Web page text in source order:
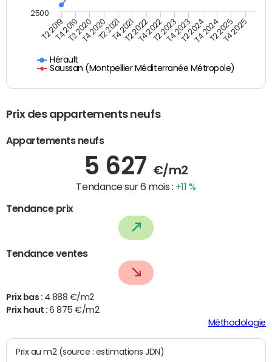
Hérault
Saussan (Montpellier Méditerranée Métropole)
T2 2019T4 2019T2 2020T4 2020T2 2021T4 2021T2 2022T4 2022T2 2023T4 2023T2 2024T4 2024T2 2025T4 2025
2500
Prix des appartements neufs
Appartements neufs
5 627 €/m2
Tendance sur 6 mois : +11 %
Tendance prix
Tendance ventes
Prix bas : 4 888 €/m2
Prix haut :6 875 €/m2
Méthodologie
Prix au m2 (source : estimations JDN)